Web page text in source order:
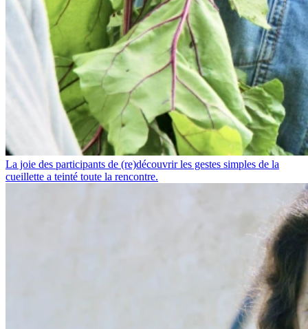
La joie des participants de (re)découvrir les gestes simples de la
cueillette a teinté toute la rencontre.